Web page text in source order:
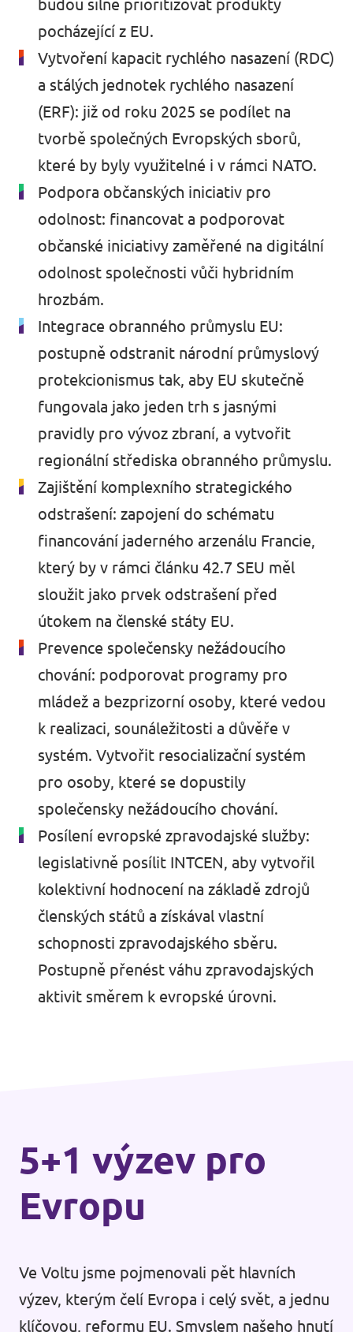
budou silně prioritizovat produkty
pocházející z EU.
Vytvoření kapacit rychlého nasazení (RDC)
a stálých jednotek rychlého nasazení
(ERF): již od roku 2025 se podílet na
tvorbě společných Evropských sborů,
které by byly využitelné i v rámci NATO.
Podpora občanských iniciativ pro
odolnost: financovat a podporovat
občanské iniciativy zaměřené na digitální
odolnost společnosti vůči hybridním
hrozbám.
Integrace obranného průmyslu EU:
postupně odstranit národní průmyslový
protekcionismus tak, aby EU skutečně
fungovala jako jeden trh s jasnými
pravidly pro vývoz zbraní, a vytvořit
regionální střediska obranného průmyslu.
Zajištění komplexního strategického
odstrašení: zapojení do schématu
financování jaderného arzenálu Francie,
který by v rámci článku 42.7 SEU měl
sloužit jako prvek odstrašení před
útokem na členské státy EU.
Prevence společensky nežádoucího
chování: podporovat programy pro
mládež a bezprizorní osoby, které vedou
k realizaci, sounáležitosti a důvěře v
systém. Vytvořit resocializační systém
pro osoby, které se dopustily
společensky nežádoucího chování.
Posílení evropské zpravodajské služby:
legislativně posílit INTCEN, aby vytvořil
kolektivní hodnocení na základě zdrojů
členských států a získával vlastní
schopnosti zpravodajského sběru.
Postupně přenést váhu zpravodajských
aktivit směrem k evropské úrovni.
5+1 výzev pro
Evropu
Ve Voltu jsme pojmenovali pět hlavních
výzev, kterým čelí Evropa i celý svět, a jednu
klíčovou, reformu EU. Smyslem našeho hnutí